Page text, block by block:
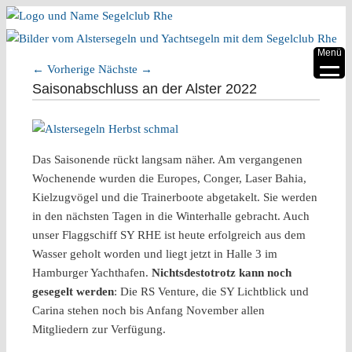
Artikelnavigation
← Vorherige Nächste →
Saisonabschluss an der Alster 2022
Das Saisonende rückt langsam näher. Am vergangenen
Wochenende wurden die Europes, Conger, Laser Bahia,
Kielzugvögel und die Trainerboote abgetakelt. Sie werden
in den nächsten Tagen in die Winterhalle gebracht. Auch
unser Flaggschiff SY RHE ist heute erfolgreich aus dem
Wasser geholt worden und liegt jetzt in Halle 3 im
Hamburger Yachthafen. Nichtsdestotrotz kann noch
gesegelt werden: Die RS Venture, die SY Lichtblick und
Carina stehen noch bis Anfang November allen
Mitgliedern zur Verfügung.
Menü
▼